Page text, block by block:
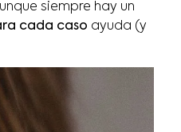
siempre hay un
cada caso ayuda (y